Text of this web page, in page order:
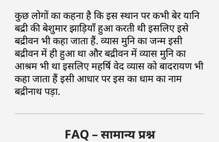
कुछ लोगों का कहना है कि इस स्थान पर कभी बेर यानि
बद्री की बेशुमार झाड़ियाँ हुआ करती थी इसलिए इसे
बद्रीवन भी कहा जाता हैं. व्यास मुनि का जन्म इसी
बद्रीवन में ही हुआ था और बद्रीवन में व्यास मुनि का
आश्रम भी था इसलिए महर्षि वेद व्यास को बादरायण भी
कहा जाता हैं इसी आधार पर इस का धाम का नाम
बद्रीनाथ पड़ा.
FAQ – सामान्य प्रश्न